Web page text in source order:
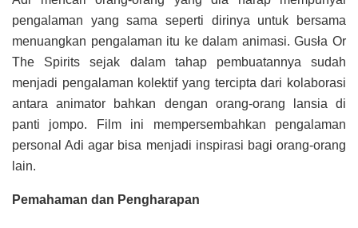
pengalaman yang sama seperti dirinya untuk bersama
menuangkan pengalaman itu ke dalam animasi. Gusła Or
The Spirits sejak dalam tahap pembuatannya sudah
menjadi pengalaman kolektif yang tercipta dari kolaborasi
antara animator bahkan dengan orang-orang lansia di
panti jompo. Film ini mempersembahkan pengalaman
personal Adi agar bisa menjadi inspirasi bagi orang-orang
lain.
Pemahaman dan Pengharapan